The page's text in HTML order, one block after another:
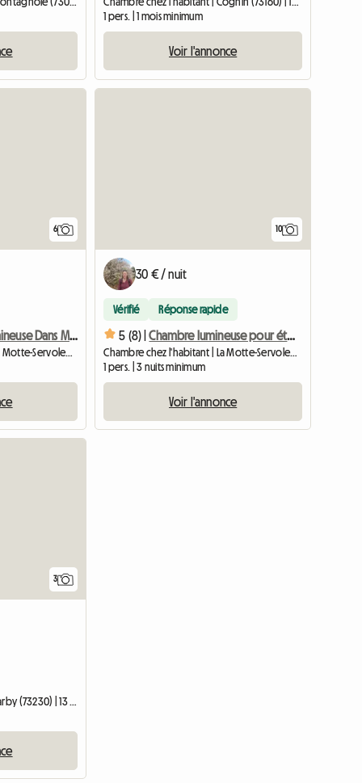
1 pers. | 1 mois minimum
Voir l'annonce
6
Chambre Lumineuse Dans Maison Avec Jardin
Chambre chez l'habitant | La Motte-Servolex (73290) | 12 M2
10
30 € / nuit
Vérifié Réponse rapide
5 (8) | Chambre lumineuse pour étudiant(e) dans maison avec jardin
Chambre chez l'habitant | La Motte-Servolex | 12 M2
1 pers. | 3 nuits minimum
Voir l'annonce
3
Chambre chez l'habitant | Barby (73230) | 13 M2